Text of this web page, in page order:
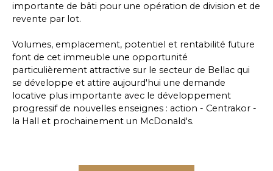
importante de bâti pour une opération de division et de
revente par lot.
Volumes, emplacement, potentiel et rentabilité future
font de cet immeuble une opportunité
particulièrement attractive sur le secteur de Bellac qui
se développe et attire aujourd'hui une demande
locative plus importante avec le développement
progressif de nouvelles enseignes : action - Centrakor -
la Hall et prochainement un McDonald's.